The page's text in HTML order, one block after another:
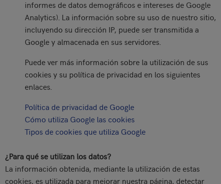
informes de datos demográficos e intereses de Google
Analytics). La información sobre su uso de nuestro sitio,
incluyendo su dirección IP, puede ser transmitida a
Google y almacenada en sus servidores.
Puede ver más información sobre la utilización de sus
cookies y su política de privacidad en los siguientes
enlaces.
Política de privacidad de Google
Cómo utiliza Google las cookies
Tipos de cookies que utiliza Google
¿Para qué se utilizan los datos?
La información obtenida, mediante la utilización de estas
cookies, es utilizada para mejorar nuestra página, detectar